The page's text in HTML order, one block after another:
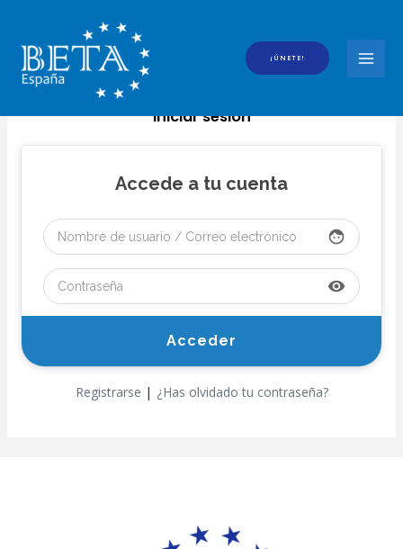
contenido
¡ÚNETE!
Iniciar sesión
Accede a tu cuenta
face
visibility
Registrarse | ¿Has olvidado tu contraseña?